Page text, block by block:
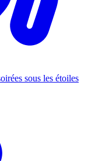
sous les étoiles